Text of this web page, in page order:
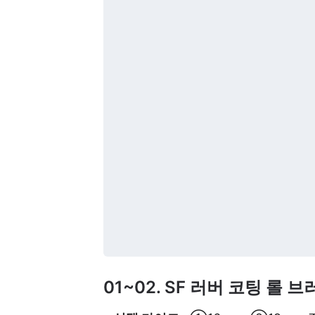
01~02. SF 러버 코팅 롤 브